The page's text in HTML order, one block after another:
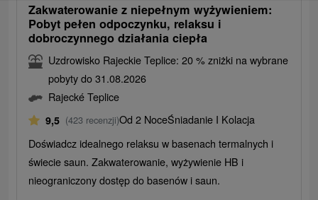
Zakwaterowanie z niepełnym wyżywieniem:
Pobyt pełen odpoczynku, relaksu i
dobroczynnego działania ciepła
Uzdrowisko Rajeckie Teplice: 20 % zniżki na wybrane
pobyty do 31.08.2026
Rajecké Teplice
9,5 (423 recenzji)Od 2 NoceŚniadanie I Kolacja
Doświadcz idealnego relaksu w basenach termalnych i
świecie saun. Zakwaterowanie, wyżywienie HB i
nieograniczony dostęp do basenów i saun.